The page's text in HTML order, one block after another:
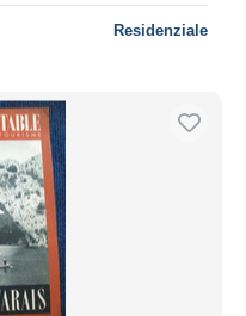
Residenziale